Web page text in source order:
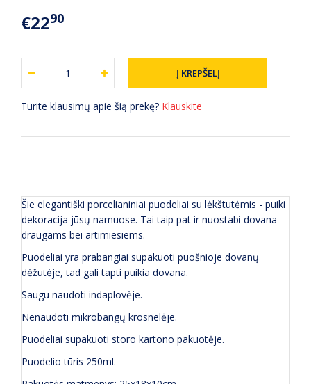
€2290
Turite klausimų apie šią prekę? Klauskite
Šie elegantiški porcelianiniai puodeliai su lėkštutėmis - puiki
dekoracija jūsų namuose. Tai taip pat ir nuostabi dovana
draugams bei artimiesiems.
Puodeliai yra prabangiai supakuoti puošnioje dovanų
dėžutėje, tad gali tapti puikia dovana.
Saugu naudoti indaplovėje.
Nenaudoti mikrobangų krosnelėje.
Puodeliai supakuoti storo kartono pakuotėje.
Puodelio tūris 250ml.